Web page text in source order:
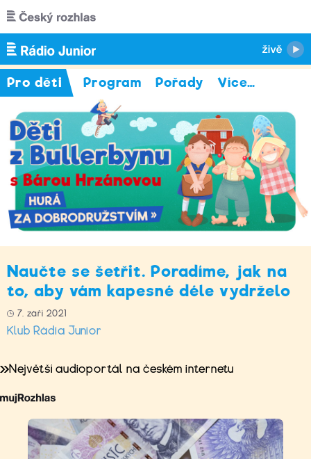
Přejít k hlavnímu obsahu
Pro děti Program Pořady Více…
Naučte se šetřit. Poradíme, jak na
to, aby vám kapesné déle vydrželo
7. září 2021
Klub Rádia Junior
Největší audioportál na českém internetu